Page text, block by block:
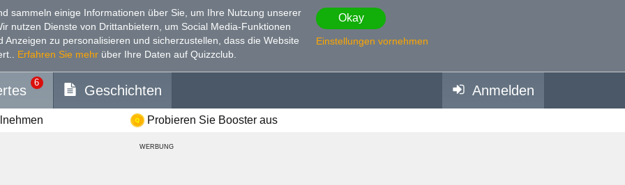
sammeln einige Informationen über Sie, um Ihre Nutzung unserer
nutzen Dienste von Drittanbietern, um Social Media-Funktionen
Anzeigen zu personalisieren und sicherzustellen, dass die Website
Erfahren Sie mehr über Ihre Daten auf Quizzclub.
Okay
Einstellungen vornehmen
6
Geschichten Anmelden
Probieren Sie Booster aus
WERBUNG